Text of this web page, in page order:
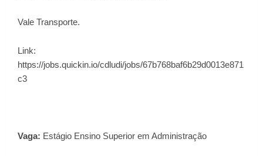
Vale Transporte.
Link:
https://jobs.quickin.io/cdludi/jobs/67b768baf6b29d0013e871
c3
Vaga: Estágio Ensino Superior em Administração